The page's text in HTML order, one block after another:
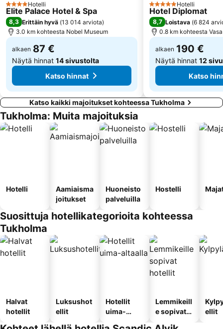
Konserthuset
Hägersten-Liljeholmen
Jul på Skansen
Tegnerlunden
Berzelii Park
Drottningholm
4 Tähtiluokitus
Hotelli
Elite Palace Hotel & Spa
8,3 Erittäin hyvä (13 014 arviota)
3.0 km kohteesta Nobel Museum
alkaen 87 €
Näytä hinnat 14 sivustolta
Katso hinnat
5 Tähtiluokitus
Hotelli
Hotel Diplomat
8,7 Loistava (6 824
0.8 km kohteesta
alkaen 190 €
Näytä hinnat 12
Katso
Katso kaikki majoitukset kohteessa Tukholma
Tukholma: Muita majoituksia
Hotelli
Aamiaisma
joitukset
Huoneisto
palveluilla
Hostelli
Suosittuja hotellikategorioita kohteessa
Tukholma
Halvat
hotellit
Luksushot
ellit
Hotellit
uima-
Lemmikeill
e sopivat
ellit